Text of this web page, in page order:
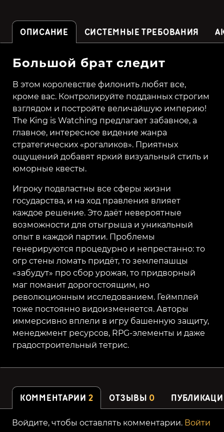
ОПИСАНИЕ СИСТЕМНЫЕ ТРЕБОВАНИЯ
Большой брат следит
В этом королевстве филонить любят все,
кроме вас. Контролируйте подданных строгим
взглядом и постройте величайшую империю!
The King is Watching предлагает забавное, а
главное, интересное видение жанра
стратегических «рогаликов». Приятных
ощущений добавят яркий визуальный стиль и
юморные квесты.
Игроку подвластны все сферы жизни
государства, и на ход правления влияет
каждое решение. Это даёт невероятные
возможности для отыгрыша и уникальный
опыт в каждой партии. Проблемы
генерируются процедурно и непрестанно: то
огр стены ломать придёт, то землепашцы
«забудут» про сбор урожая, то придворный
маг поманит дорогостоящим, но
революционным исследованием. Геймплей
тоже постоянно видоизменяется. Авторы
иммерсивно вплели в игру башенную защиту,
менеджмент ресурсов, RPG-элементы и даже
градостроительный тетрис.
КОММЕНТАРИИ 2 ОТЗЫВЫ 0
Войдите, чтобы оставлять комментарии. Войти